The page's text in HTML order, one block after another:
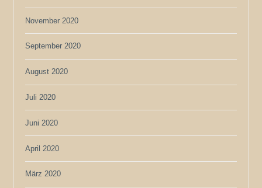
November 2020
September 2020
August 2020
Juli 2020
Juni 2020
April 2020
März 2020